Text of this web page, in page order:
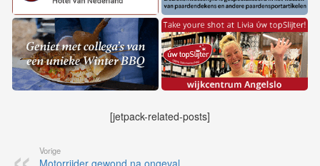
[jetpack-related-posts]
Vorige